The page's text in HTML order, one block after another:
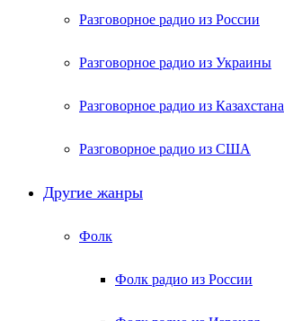
Разговорное радио из России
Разговорное радио из Украины
Разговорное радио из Казахстана
Разговорное радио из США
Другие жанры
Фолк
Фолк радио из России